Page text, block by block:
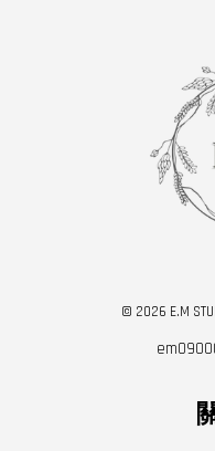
© 2026 E.M